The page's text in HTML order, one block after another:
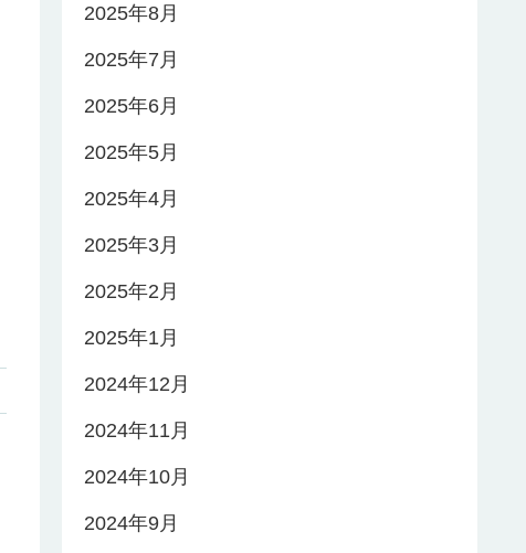
2025年8月
2025年7月
2025年6月
2025年5月
2025年4月
2025年3月
2025年2月
2025年1月
2024年12月
2024年11月
2024年10月
2024年9月